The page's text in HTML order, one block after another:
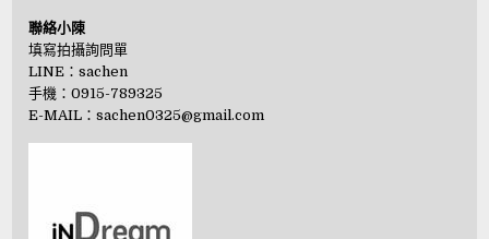
聯絡小陳
填寫拍攝詢問單
LINE：sachen
手機：0915-789325
E-MAIL：sachen0325@gmail.com